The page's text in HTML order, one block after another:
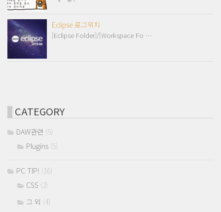
Eclipse 로그위치
[Eclipse Folder]/[Workspace Fo …
CATEGORY
DAW관련 (5)
Plugins (5)
PC TIP! (16)
CSS (2)
그 외 (4)